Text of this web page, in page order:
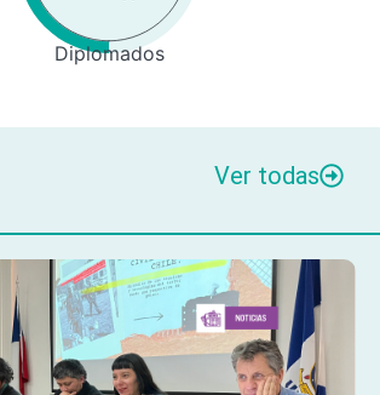
Diplomados
Ver todas